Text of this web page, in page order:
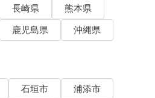
長崎県
熊本県
鹿児島県 沖縄県
石垣市
浦添市